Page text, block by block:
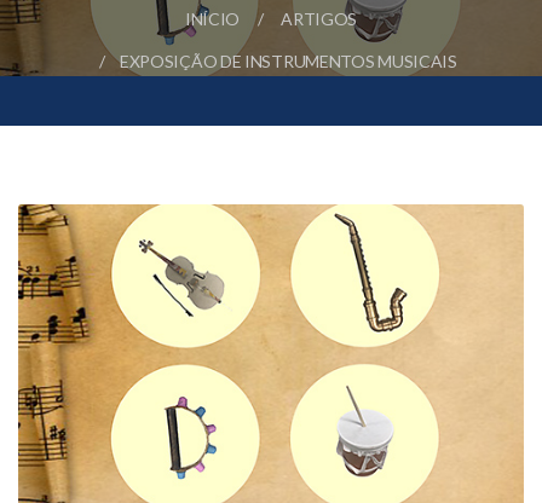
INÍCIO ARTIGOS
EXPOSIÇÃO DE INSTRUMENTOS MUSICAIS